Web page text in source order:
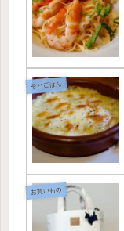
そとごはん
お買いもの